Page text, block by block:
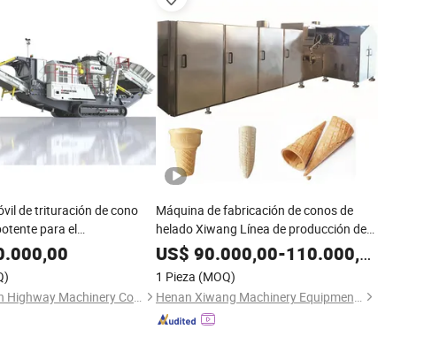
de trituración de cono
para el
de piedra caliza
Fujian South Highway Machinery Co., Ltd.
Máquina de fabricación de conos de
helado Xiwang Línea de producción de
conos
US$ 90.000,00-110.000,00
1 Pieza (MOQ)
Henan Xiwang Machinery Equipment Co., Ltd.